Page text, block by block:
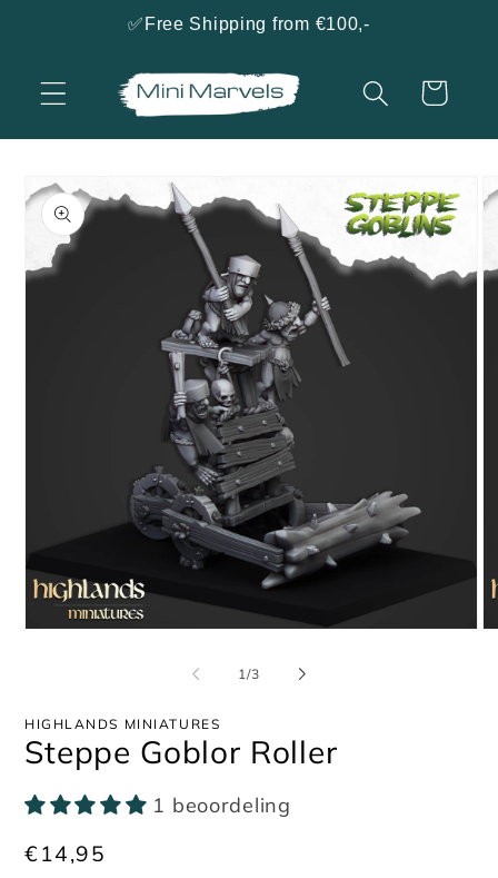
✅Free Shipping from €100,-
Winkelwagen
direct naar
1/van
3
HIGHLANDS MINIATURES
Steppe Goblor Roller
1 beoordeling
Normale
€14,95